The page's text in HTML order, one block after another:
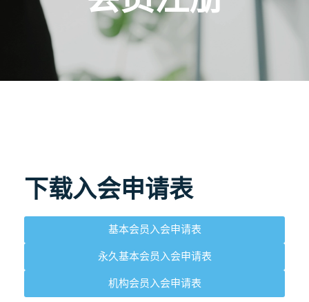
下载入会申请表
基本会员入会申请表
永久基本会员入会申请表
机构会员入会申请表